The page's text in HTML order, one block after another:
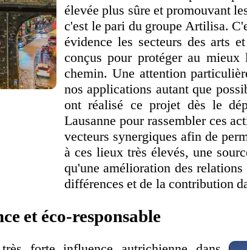
élevée plus sûre et promouvant
c'est le pari du groupe Artilisa.
évidence les secteurs des arts
conçus pour protéger au mieux
chemin. Une attention
nos applications autant que
ont réalisé ce projet dès le
Lausanne pour rassembler ces
vecteurs synergiques afin de
à ces lieux très élevés, une
qu'une amélioration des
différences et de la contribution
et éco-responsable